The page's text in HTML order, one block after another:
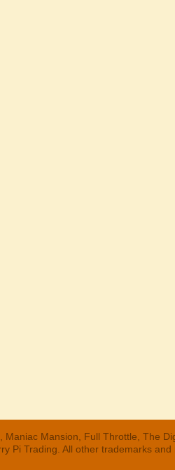
Maniac Mansion, Full Throttle, The
Pi Trading. All other trademarks